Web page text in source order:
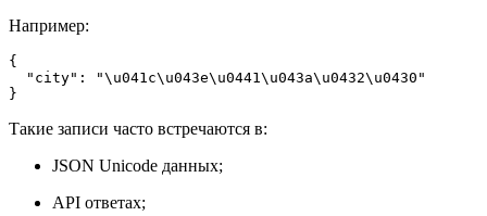
Например:
{
  "city": "\u041c\u043e\u0441\u043a\u0432\u0430"
}
Такие записи часто встречаются в:
JSON Unicode данных;
API ответах;